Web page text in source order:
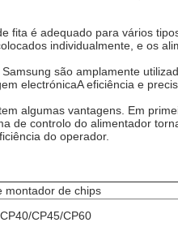
fita é adequado para vários
individualmente, e os
são amplamente
electrónicaA eficiência e
algumas vantagens. Em
de controlo do alimentador
do operador.
montador de chips
CP45/CP60